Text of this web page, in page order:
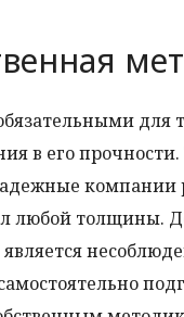
для
в его
любой толщины.